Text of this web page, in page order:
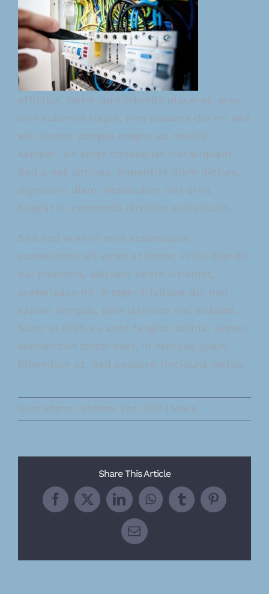
efficitur, tortor quis lobortis placerat, arcu
orci euismod turpis, non posuere dui mi sed
est. Donec congue magna ac mauris
semper, sit amet consequat nisl aliquam.
Sed a est ultrices, imperdiet diam dictum,
dignissim diam. Vestibulum nisi urna,
feugiat in commodo ultricies sollicitudin.
Sed sed eros id eros scelerisque
consectetur sit amet et tortor. Proin blandit
dui pharetra, aliquam lorem sit amet,
scelerisque mi. Integer tristique dui non
sapien tempus, quis ultricies nisl sodales.
Nunc ut nibh eu ante feugiat lacinia. Donec
elementum tortor velit, in tempus quam
bibendum ut. Sed posuere tincidunt mollis.
Door Stigter oktober 2nd, 2017 News
Share This Article
Facebook
X LinkedInWhatsApp
TumblrPinterest
E-